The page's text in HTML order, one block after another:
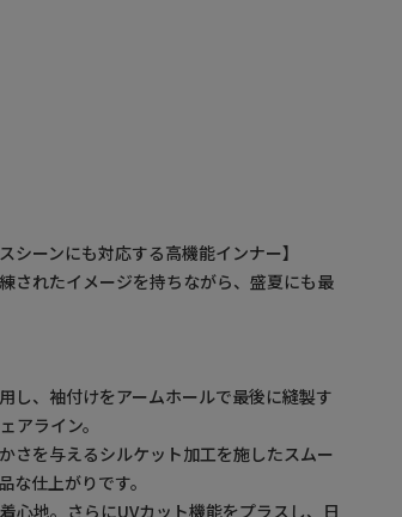
シーンにも対応する高機能インナー】
されたイメージを持ちながら、盛夏にも最
し、袖付けをアームホールで最後に縫製す
アライン。
さを与えるシルケット加工を施したスムー
な仕上がりです。
心地。さらにUVカット機能をプラスし、日